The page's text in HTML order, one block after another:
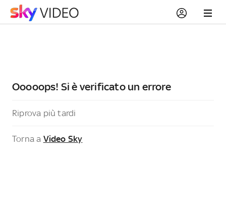
Ooooops! Si è verificato un errore
Riprova più tardi
Torna a Video Sky